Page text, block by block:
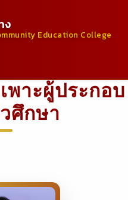
ง
Education College
าะผู้ประกอบ
ศึกษา